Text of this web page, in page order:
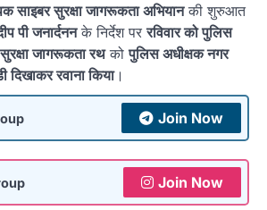
साइबर सुरक्षा जागरूकता अभियानकी शुरुआत
पी जनार्दननके निर्देश पररविवार को पुलिस
जागरूकता रथकोपुलिस अधीक्षक नगर
दिखाकर रवाना किया।
Join Now
Join Now